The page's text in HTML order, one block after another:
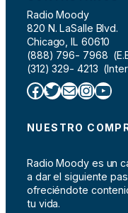
Radio Moody
820 N. LaSalle Blvd.
Chicago, IL 60610
(888) 796- 7968
(312) 329- 4213
Facebook Twitter Correo electrónico InstagramYouTube
NUESTRO
Radio Moody es un
a dar el siguiente
ofreciéndote
tu vida.